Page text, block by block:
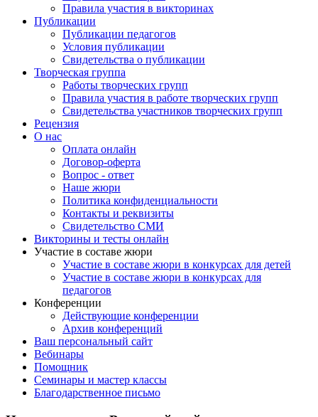
Правила участия в викторинах
Публикации
Публикации педагогов
Условия публикации
Свидетельства о публикации
Творческая группа
Работы творческих групп
Правила участия в работе творческих групп
Свидетельства участников творческих групп
Рецензия
О нас
Оплата онлайн
Договор-оферта
Вопрос - ответ
Наше жюри
Политика конфиденциальности
Контакты и реквизиты
Свидетельство СМИ
Викторины и тесты онлайн
Участие в составе жюри
Участие в составе жюри в конкурсах для детей
Участие в составе жюри в конкурсах для
педагогов
Конференции
Действующие конференции
Архив конференций
Ваш персональный сайт
Вебинары
Помощник
Семинары и мастер классы
Благодарственное письмо